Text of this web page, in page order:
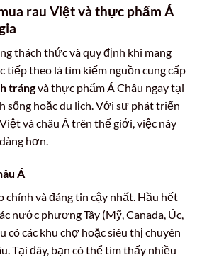
rau Việt và thực phẩm Á
thách thức và quy định khi mang
tiếp theo là tìm kiếm nguồn cung cấp
trángvà thực phẩm Á Châu ngay tại
sống hoặc du lịch. Với sự phát triển
và châu Á trên thế giới, việc này
hơn.
Á
chính và đáng tin cậy nhất. Hầu hết
nước phương Tây (Mỹ, Canada, Úc,
có các khu chợ hoặc siêu thị chuyên
Tại đây, bạn có thể tìm thấy nhiều